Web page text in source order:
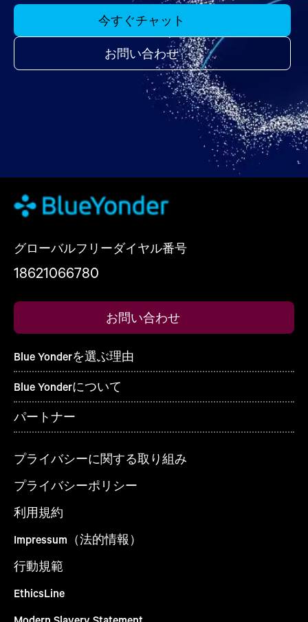
今すぐチャット
お問い合わせ
グローバルフリーダイヤル番号
18621066780
お問い合わせ
Blue Yonderを選ぶ理由
Blue Yonderについて
パートナー
プライバシーに関する取り組み
プライバシーポリシー
利用規約
Impressum（法的情報）
行動規範
EthicsLine